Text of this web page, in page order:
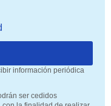
información periódica
ser cedidos